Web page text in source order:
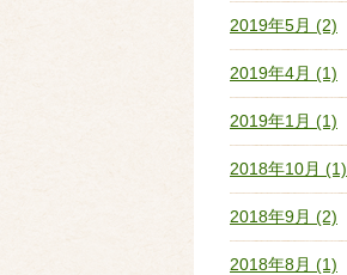
2019年5月 (2)
2019年4月 (1)
2019年1月 (1)
2018年10月 (1)
2018年9月 (2)
2018年8月 (1)